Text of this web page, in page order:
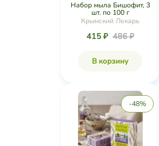
Набор мыла Бишофит, 3
шт. по 100 г
Крымский Лекарь
415 ₽ 486 ₽
В корзину
-48%